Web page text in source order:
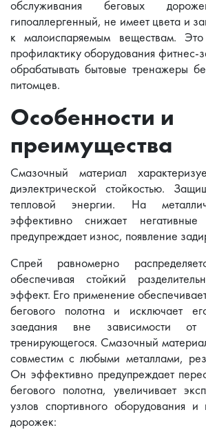
обслуживания беговых
гипоаллергенный, не имеет цвета и
к малоиспаряемым веществам. Это
профилактику оборудования фитнес-
обрабатывать бытовые тренажеры
питомцев.
Особенности и
преимущества
Смазочный материал
диэлектрической стойкостью.
тепловой энергии. На
эффективно снижает негативные
предупреждает износ, появление
Спрей равномерно
обеспечивая стойкий
эффект. Его применение
бегового полотна и исключает
заедания вне зависимости от
тренирующегося. Смазочный
совместим с любыми металлами,
Он эффективно предупреждает
бегового полотна, увеличивает
узлов спортивного оборудования и
дорожек: